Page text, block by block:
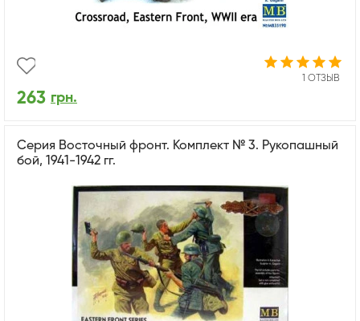
1 ОТЗЫВ
263 грн.
Серия Восточный фронт. Комплект № 3. Рукопашный
бой, 1941-1942 гг.